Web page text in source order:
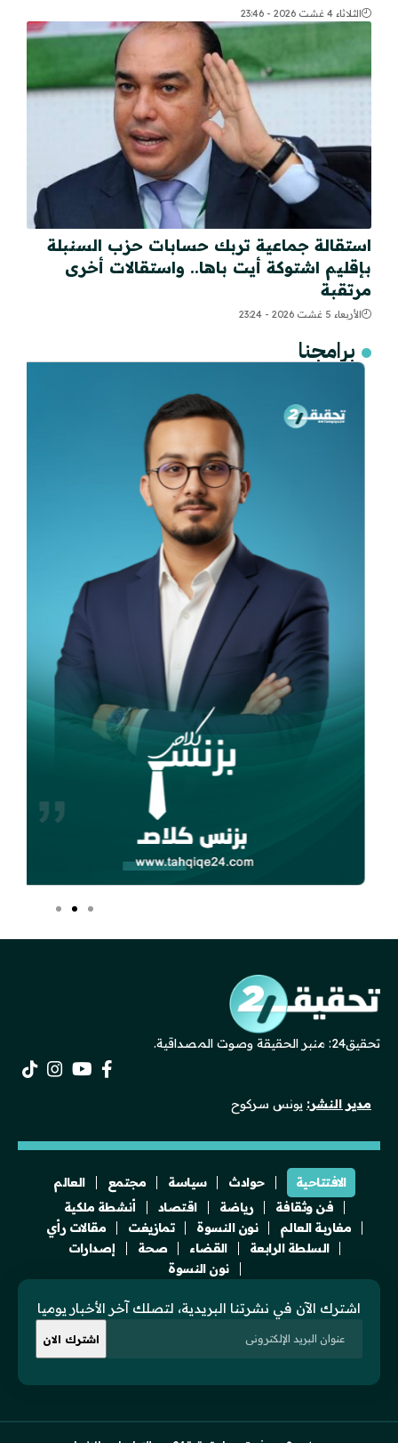
الثلاثاء 4 غشت 2026 - 23:46
استقالة جماعية تربك حسابات حزب السنبلة
بإقليم اشتوكة أيت باها.. واستقالات أخرى
مرتقبة
الأربعاء 5 غشت 2026 - 23:24
برامجنا
تحقيق24: منبر الحقيقة وصوت المصداقية.
مدير النشر: يونس سركوح
الافتتاحية حوادث سياسة مجتمع
العالم
فن وثقافة
رياضة اقتصاد
أنشطة ملكية
مغاربة العالم
نون النسوة تمازيغت
مقالات رأي
السلطة الرابعة
القضاء صحة
إصدارات
نون النسوة
اشترك الآن في نشرتنا البريدية، لتصلك آخر الأخبار يوميا